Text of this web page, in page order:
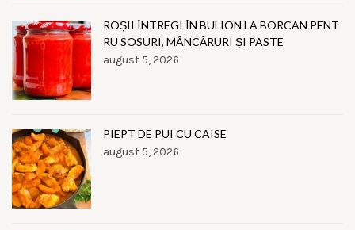
ROȘII ÎNTREGI ÎN BULION LA BORCAN PENT
RU SOSURI, MÂNCĂRURI ȘI PASTE
august 5, 2026
PIEPT DE PUI CU CAISE
august 5, 2026